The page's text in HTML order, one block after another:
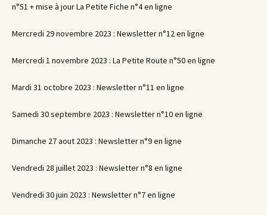
n°51 + mise à jour La Petite Fiche n°4 en ligne
Mercredi 29 novembre 2023 : Newsletter n°12 en ligne
Mercredi 1 novembre 2023 : La Petite Route n°50 en ligne
Mardi 31 octobre 2023 : Newsletter n°11 en ligne
Samedi 30 septembre 2023 : Newsletter n°10 en ligne
Dimanche 27 aout 2023 : Newsletter n°9 en ligne
Vendredi 28 juillet 2023 : Newsletter n°8 en ligne
Vendredi 30 juin 2023 : Newsletter n°7 en ligne